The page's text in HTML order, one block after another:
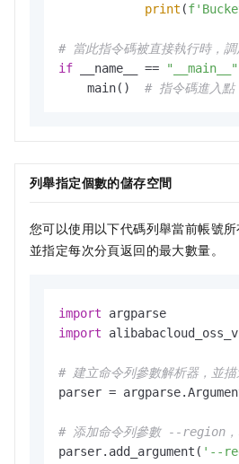
print (
# 當此指令碼被直接執行時，調
if __name__ == "__main__"
    main()
# 指令碼進入點
列舉指定個數的儲存空間
您可以使用以下代碼列舉當前帳號所
並指定每次分頁返回的最大數量。
import
import
# 建立命令列參數解析器，並描
parser =
# 添加命令列參數 --region，
parser.add_argument( '--